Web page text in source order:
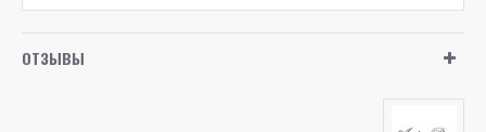
ОТЗЫВЫ